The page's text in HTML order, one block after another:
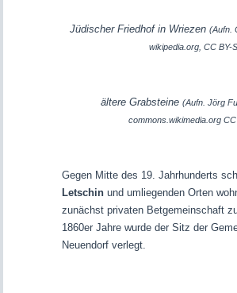
Jüdischer Friedhof in Wriezen(Aufn.
wikipedia.org, CC BY-
ältere Grabsteine (Aufn. Jörg
commons.wikimedia.org CC
Gegen Mitte des 19. Jahrhunderts
Letschin und umliegenden Orten
zunächst privaten Betgemeinschaft
1860er Jahre wurde der Sitz der
Neuendorf verlegt.